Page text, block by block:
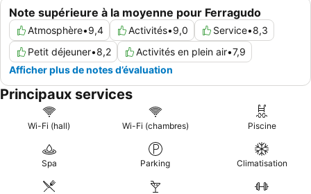
Note supérieure à la moyenne pour Ferragudo
Atmosphère•9,4 Activités•9,0 Service•8,3
Petit déjeuner•8,2 Activités en plein air•7,9
Afficher plus de notes d’évaluation
Principaux services
Wi-Fi (hall) Wi-Fi (chambres) Piscine
Spa Parking Climatisation